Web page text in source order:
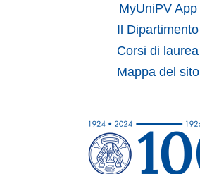
MyUniPV App
Il Dipartimento
Corsi di laurea
Mappa del sito